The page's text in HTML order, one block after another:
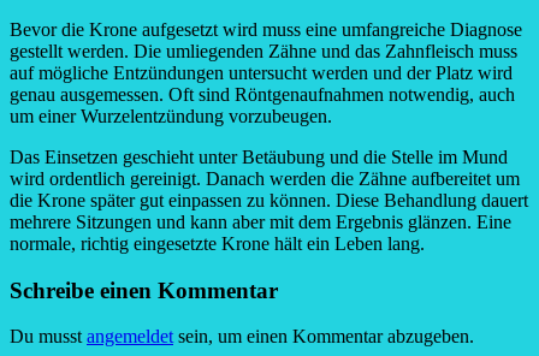
Bevor die Krone aufgesetzt wird muss eine umfangreiche Diagnose
gestellt werden. Die umliegenden Zähne und das Zahnfleisch muss
auf mögliche Entzündungen untersucht werden und der Platz wird
genau ausgemessen. Oft sind Röntgenaufnahmen notwendig, auch
um einer Wurzelentzündung vorzubeugen.
Das Einsetzen geschieht unter Betäubung und die Stelle im Mund
wird ordentlich gereinigt. Danach werden die Zähne aufbereitet um
die Krone später gut einpassen zu können. Diese Behandlung dauert
mehrere Sitzungen und kann aber mit dem Ergebnis glänzen. Eine
normale, richtig eingesetzte Krone hält ein Leben lang.
Schreibe einen Kommentar
Du musst angemeldet sein, um einen Kommentar abzugeben.